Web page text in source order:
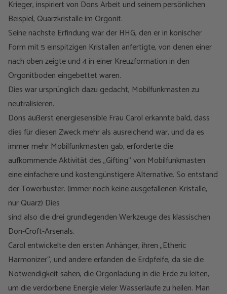
Krieger, inspiriert von Dons Arbeit und seinem persönlichen
Beispiel, Quarzkristalle im Orgonit.
Seine nächste Erfindung war der HHG, den er in konischer
Form mit 5 einspitzigen Kristallen anfertigte, von denen einer
nach oben zeigte und 4 in einer Kreuzformation in den
Orgonitboden eingebettet waren.
Dies war ursprünglich dazu gedacht, Mobilfunkmasten zu
neutralisieren.
Dons äußerst energiesensible Frau Carol erkannte bald, dass
dies für diesen Zweck mehr als ausreichend war, und da es
immer mehr Mobilfunkmasten gab, erforderte die
aufkommende Aktivität des „Gifting“ von Mobilfunkmasten
eine einfachere und kostengünstigere Alternative. So entstand
der Towerbuster. (immer noch keine ausgefallenen Kristalle,
nur Quarz) Dies
sind also die drei grundlegenden Werkzeuge des klassischen
Don-Croft-Arsenals.
Carol entwickelte den ersten Anhänger, ihren „Etheric
Harmonizer“, und andere erfanden die Erdpfeife, da sie die
Notwendigkeit sahen, die Orgonladung in die Erde zu leiten,
um die verdorbene Energie vieler Wasserläufe zu heilen. Man